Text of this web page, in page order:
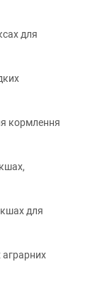
для
кормлення
для
аграрних